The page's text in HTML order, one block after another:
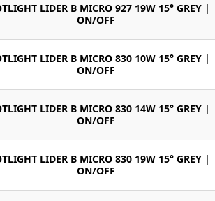
LIDER B MICRO 927 19W 15° GREY |
ON/OFF
LIDER B MICRO 830 10W 15° GREY |
ON/OFF
LIDER B MICRO 830 14W 15° GREY |
ON/OFF
LIDER B MICRO 830 19W 15° GREY |
ON/OFF